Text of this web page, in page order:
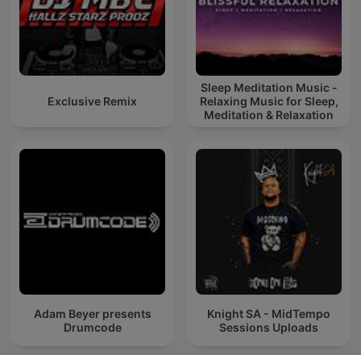
Exclusive Remix
Sleep Meditation Music -
Relaxing Music for Sleep,
Meditation & Relaxation
Adam Beyer presents
Drumcode
Knight SA - MidTempo
Sessions Uploads